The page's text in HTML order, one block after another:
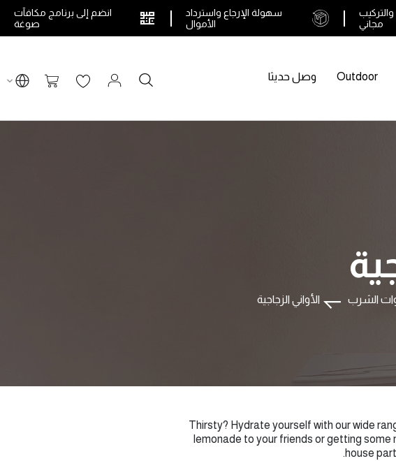
مجاني
سهولة الإرجاع واسترداد
الأموال
انضم إلى برنامج مكافآت
صوغة
سلة التسوق بحث Outdoor وصل حديثا
الشرب الأواني الزجاجية
Thirsty? Hydrate yourself with our wide
lemonade to your friends or getting
house